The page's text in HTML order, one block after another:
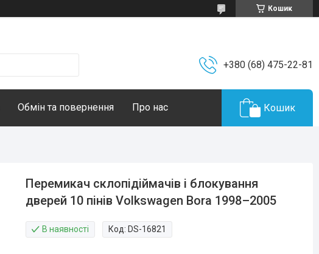
Кошик
+380 (68) 475-22-81
Обмін та повернення Про нас Кошик
Перемикач склопідіймачів і блокування
дверей 10 пінів Volkswagen Bora 1998–2005
В наявності Код: DS-16821